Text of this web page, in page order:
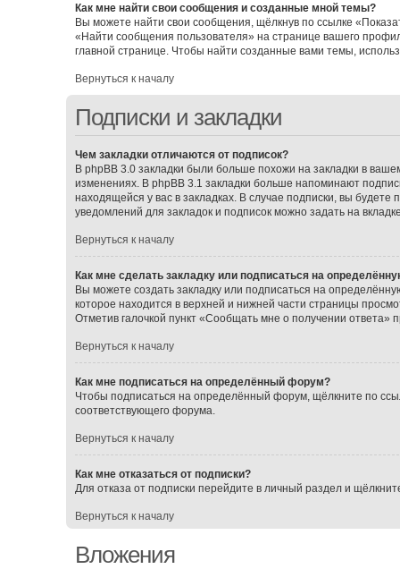
Как мне найти свои сообщения и созданные мной темы?
Вы можете найти свои сообщения, щёлкнув по ссылке
«Найти сообщения пользователя» на странице вашего
главной странице. Чтобы найти созданные вами темы,
Вернуться к началу
Подписки и закладки
Чем закладки отличаются от подписок?
В phpBB 3.0 закладки были больше похожи на закладки в
изменениях. В phpBB 3.1 закладки больше напоминают
находящейся у вас в закладках. В случае подписки, вы
уведомлений для закладок и подписок можно задать на
Вернуться к началу
Как мне сделать закладку или подписаться на
Вы можете создать закладку или подписаться на
которое находится в верхней и нижней части страницы
Отметив галочкой пункт «Сообщать мне о получении
Вернуться к началу
Как мне подписаться на определённый форум?
Чтобы подписаться на определённый форум, щёлкните по
соответствующего форума.
Вернуться к началу
Как мне отказаться от подписки?
Для отказа от подписки перейдите в личный раздел и
Вернуться к началу
Вложения